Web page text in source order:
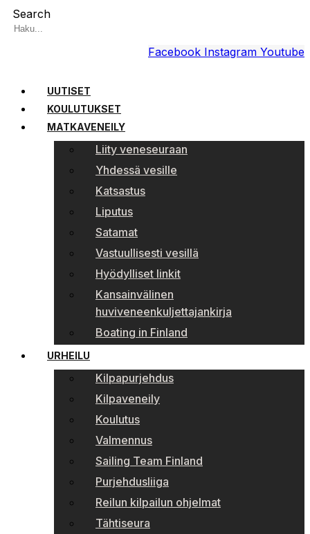
Search
Facebook Instagram Youtube
UUTISET
KOULUTUKSET
MATKAVENEILY
Liity veneseuraan
Yhdessä vesille
Katsastus
Liputus
Satamat
Vastuullisesti vesillä
Hyödylliset linkit
Kansainvälinen
huviveneenkuljettajankirja
Boating in Finland
URHEILU
Kilpapurjehdus
Kilpaveneily
Koulutus
Valmennus
Sailing Team Finland
Purjehdusliiga
Reilun kilpailun ohjelmat
Tähtiseura